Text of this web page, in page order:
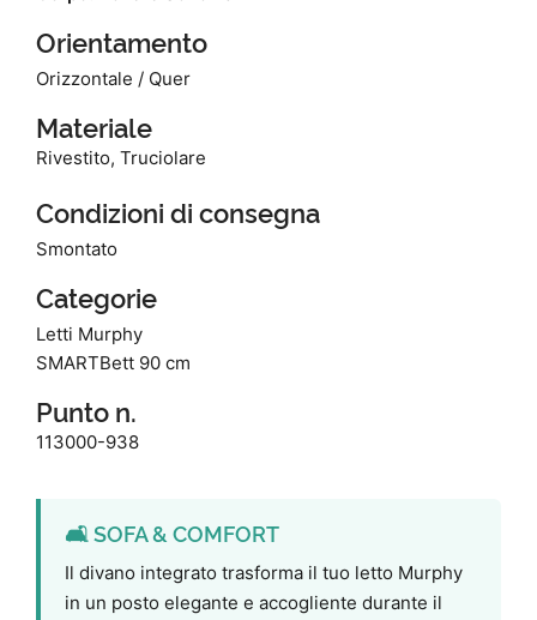
Orientamento
Orizzontale / Quer
Materiale
Rivestito, Truciolare
Condizioni di consegna
Smontato
Categorie
Letti Murphy
SMARTBett 90 cm
Punto n.
113000-938
🛋️ SOFA & COMFORT
Il divano integrato trasforma il tuo letto Murphy
in un posto elegante e accogliente durante il